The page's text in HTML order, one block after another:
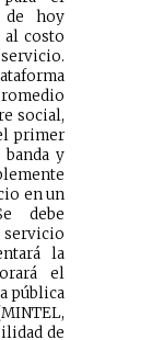
de hoy
al costo
social,
primer
banda y
en un
debe
servicio
la
el
pública
de